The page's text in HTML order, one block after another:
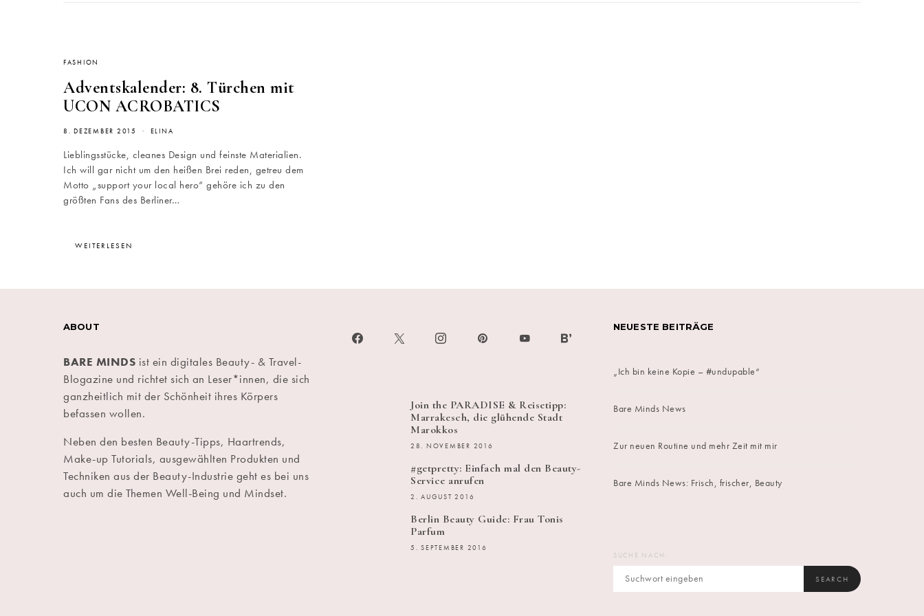
FASHION
Adventskalender: 8. Türchen mit
UCON ACROBATICS
8. DEZEMBER 2015 ELINA
Lieblingsstücke, cleanes Design und feinste Materialien.
Ich will gar nicht um den heißen Brei reden, getreu dem
Motto „support your local hero“ gehöre ich zu den
größten Fans des Berliner…
WEITERLESEN
ABOUT
BARE MINDS ist ein digitales Beauty- & Travel-
Blogazine und richtet sich an Leser*innen, die sich
ganzheitlich mit der Schönheit ihres Körpers
befassen wollen.
Neben den besten Beauty-Tipps, Haartrends,
Make-up Tutorials, ausgewählten Produkten und
Techniken aus der Beauty-Industrie geht es bei uns
auch um die Themen Well-Being und Mindset.
Join the PARADISE & Reisetipp:
Marrakesch, die glühende Stadt
Marokkos
28. NOVEMBER 2016
#getpretty: Einfach mal den Beauty-
Service anrufen
2. AUGUST 2016
Berlin Beauty Guide: Frau Tonis
Parfum
5. SEPTEMBER 2016
NEUESTE BEITRÄGE
„Ich bin keine Kopie – #undupable“
Bare Minds News
Zur neuen Routine und mehr Zeit mit mir
Bare Minds News: Frisch, frischer, Beauty
SUCHE NACH:
SEARCH